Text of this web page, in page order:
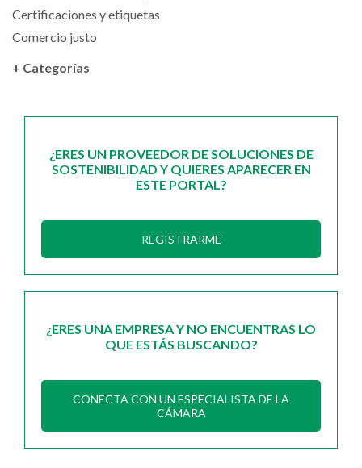
Certificaciones y etiquetas
Comercio justo
+ Categorías
¿ERES UN PROVEEDOR DE SOLUCIONES DE
SOSTENIBILIDAD Y QUIERES APARECER EN
ESTE PORTAL?
REGISTRARME
¿ERES UNA EMPRESA Y NO ENCUENTRAS LO
QUE ESTÁS BUSCANDO?
CONECTA CON UN ESPECIALISTA DE LA
CÁMARA